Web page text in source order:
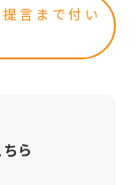
言まで付い
ら